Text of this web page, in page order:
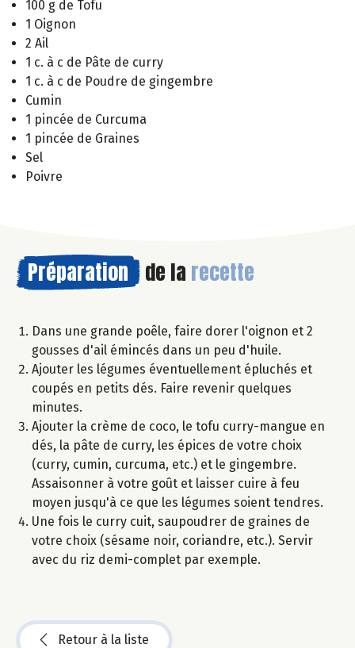
100 g de Tofu
1 Oignon
2 Ail
1 c. à c de Pâte de curry
1 c. à c de Poudre de gingembre
Cumin
1 pincée de Curcuma
1 pincée de Graines
Sel
Poivre
Préparation de la recette
Dans une grande poêle, faire dorer l'oignon et 2
gousses d'ail émincés dans un peu d'huile.
Ajouter les légumes éventuellement épluchés et
coupés en petits dés. Faire revenir quelques
minutes.
Ajouter la crème de coco, le tofu curry-mangue en
dés, la pâte de curry, les épices de votre choix
(curry, cumin, curcuma, etc.) et le gingembre.
Assaisonner à votre goût et laisser cuire à feu
moyen jusqu'à ce que les légumes soient tendres.
Une fois le curry cuit, saupoudrer de graines de
votre choix (sésame noir, coriandre, etc.). Servir
avec du riz demi-complet par exemple.
Retour à la liste